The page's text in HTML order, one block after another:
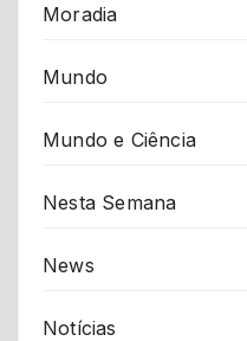
Moradia
Mundo
Mundo e Ciência
Nesta Semana
News
Notícias